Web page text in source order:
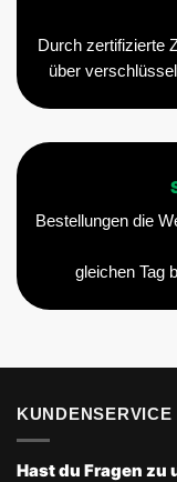
Durch zertifizierte
über
Bestellungen die
gleichen Tag
KUNDENSERVICE
Hast du Fragen zu